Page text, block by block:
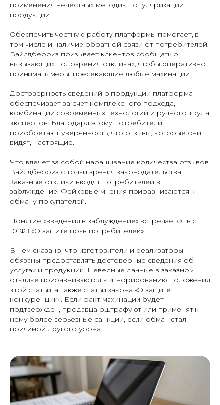
применения нечестных методик популяризации
продукции.
Обеспечить честную работу платформы помогает, в
том числе и наличие обратной связи от потребителей.
Вайлдберриз призывает клиентов сообщать о
вызывающих подозрения откликах, чтобы оперативно
принимать меры, пресекающие любые махинации.
Достоверность сведений о продукции платформа
обеспечивает за счет комплексного подхода,
комбинации современных технологий и ручного труда
экспертов. Благодаря этому потребители
приобретают уверенность, что отзывы, которые они
видят, настоящие.
Что влечет за собой наращивание количества отзывов
Вайлдберриз с точки зрения законодательства
Заказные отклики вводят потребителей в
заблуждение. Фейковые мнения приравниваются к
обману покупателей.
Понятие «введения в заблуждение» встречается в ст.
10 ФЗ «О защите прав потребителей».
В нем сказано, что изготовители и реализаторы
обязаны предоставлять достоверные сведения об
услугах и продукции. Неверные данные в заказном
отклике приравниваются к игнорированию положения
этой статьи, а также статьи закона «О защите
конкуренции». Если факт махинации будет
подтвержден, продавца оштрафуют или применят к
нему более серьезные санкции, если обман стал
причиной другого урона.